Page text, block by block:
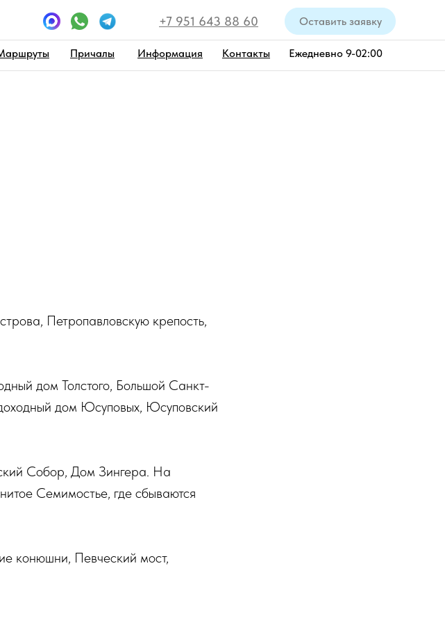
Контакты
Причалы Информация
+7 951 643 88 60
Ежедневно 9-02:00
Оставить заявку
Петропавловскую крепость,
дом Толстого, Большой Санкт-
дом Юсуповых, Юсуповский
Собор, Дом Зингера. На
Семимостье, где сбываются
конюшни, Певческий мост,